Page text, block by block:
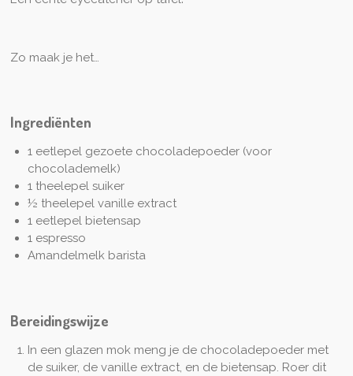
Zo maak je het…
Ingrediënten
1 eetlepel gezoete chocoladepoeder (voor
chocolademelk)
1 theelepel suiker
½ theelepel vanille extract
1 eetlepel bietensap
1 espresso
Amandelmelk barista
Bereidingswijze
In een glazen mok meng je de chocoladepoeder met
de suiker, de vanille extract, en de bietensap. Roer dit